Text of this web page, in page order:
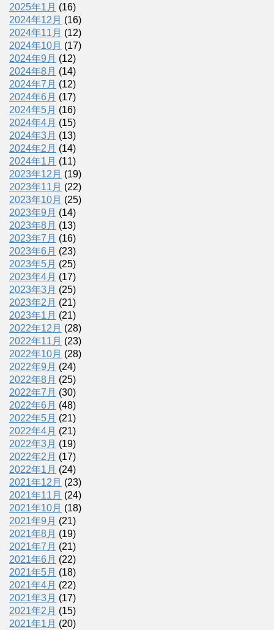
2025年1月 (16)
2024年12月 (16)
2024年11月 (12)
2024年10月 (17)
2024年9月 (12)
2024年8月 (14)
2024年7月 (12)
2024年6月 (17)
2024年5月 (16)
2024年4月 (15)
2024年3月 (13)
2024年2月 (14)
2024年1月 (11)
2023年12月 (19)
2023年11月 (22)
2023年10月 (25)
2023年9月 (14)
2023年8月 (13)
2023年7月 (16)
2023年6月 (23)
2023年5月 (25)
2023年4月 (17)
2023年3月 (25)
2023年2月 (21)
2023年1月 (21)
2022年12月 (28)
2022年11月 (23)
2022年10月 (28)
2022年9月 (24)
2022年8月 (25)
2022年7月 (30)
2022年6月 (48)
2022年5月 (21)
2022年4月 (21)
2022年3月 (19)
2022年2月 (17)
2022年1月 (24)
2021年12月 (23)
2021年11月 (24)
2021年10月 (18)
2021年9月 (21)
2021年8月 (19)
2021年7月 (21)
2021年6月 (22)
2021年5月 (18)
2021年4月 (22)
2021年3月 (17)
2021年2月 (15)
2021年1月 (20)